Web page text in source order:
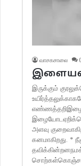
வாசகசாலை
இருக்கும்
அளவு
கனமாகிறது. *